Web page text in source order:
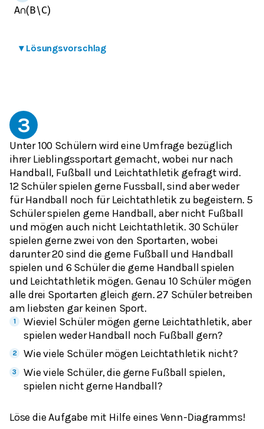
A∩( B\C)
▾ Lösungsvorschlag
3
Unter 100 Schülern wird eine Umfrage bezüglich
ihrer Lieblingssportart gemacht, wobei nur nach
Handball, Fußball und Leichtathletik gefragt wird.
12 Schüler spielen gerne Fussball, sind aber weder
für Handball noch für Leichtathletik zu begeistern. 5
Schüler spielen gerne Handball, aber nicht Fußball
und mögen auch nicht Leichtathletik. 30 Schüler
spielen gerne zwei von den Sportarten, wobei
darunter 20 sind die gerne Fußball und Handball
spielen und 6 Schüler die gerne Handball spielen
und Leichtathletik mögen. Genau 10 Schüler mögen
alle drei Sportarten gleich gern. 27 Schüler betreiben
am liebsten gar keinen Sport.
Wieviel Schüler mögen gerne Leichtathletik, aber
spielen weder Handball noch Fußball gern?
Wie viele Schüler mögen Leichtathletik nicht?
Wie viele Schüler, die gerne Fußball spielen,
spielen nicht gerne Handball?
Löse die Aufgabe mit Hilfe eines Venn-Diagramms!